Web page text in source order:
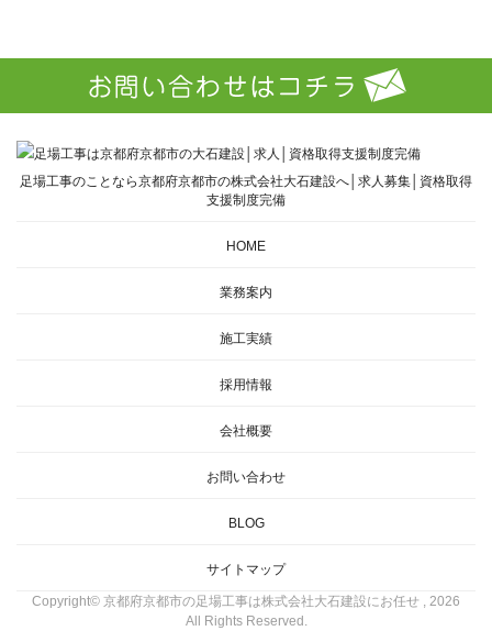
足場工事のことなら京都府京都市の株式会社大石建設へ│求人募集│資格取得
支援制度完備
HOME
業務案内
施工実績
採用情報
会社概要
お問い合わせ
BLOG
サイトマップ
Copyright© 京都府京都市の足場工事は株式会社大石建設にお任せ , 2026
All Rights Reserved.